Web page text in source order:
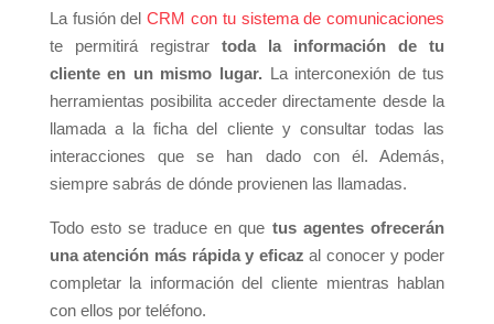
La fusión delCRM con tu sistema de comunicaciones
te permitirá registrar toda la información de tu
cliente en un mismo lugar. La interconexión de tus
herramientas posibilita acceder directamente desde la
llamada a la ficha del cliente y consultar todas las
interacciones que se han dado con él. Además,
siempre sabrás de dónde provienen las llamadas.
Todo esto se traduce en que tus agentes ofrecerán
una atención más rápida y eficaz al conocer y poder
completar la información del cliente mientras hablan
con ellos por teléfono.